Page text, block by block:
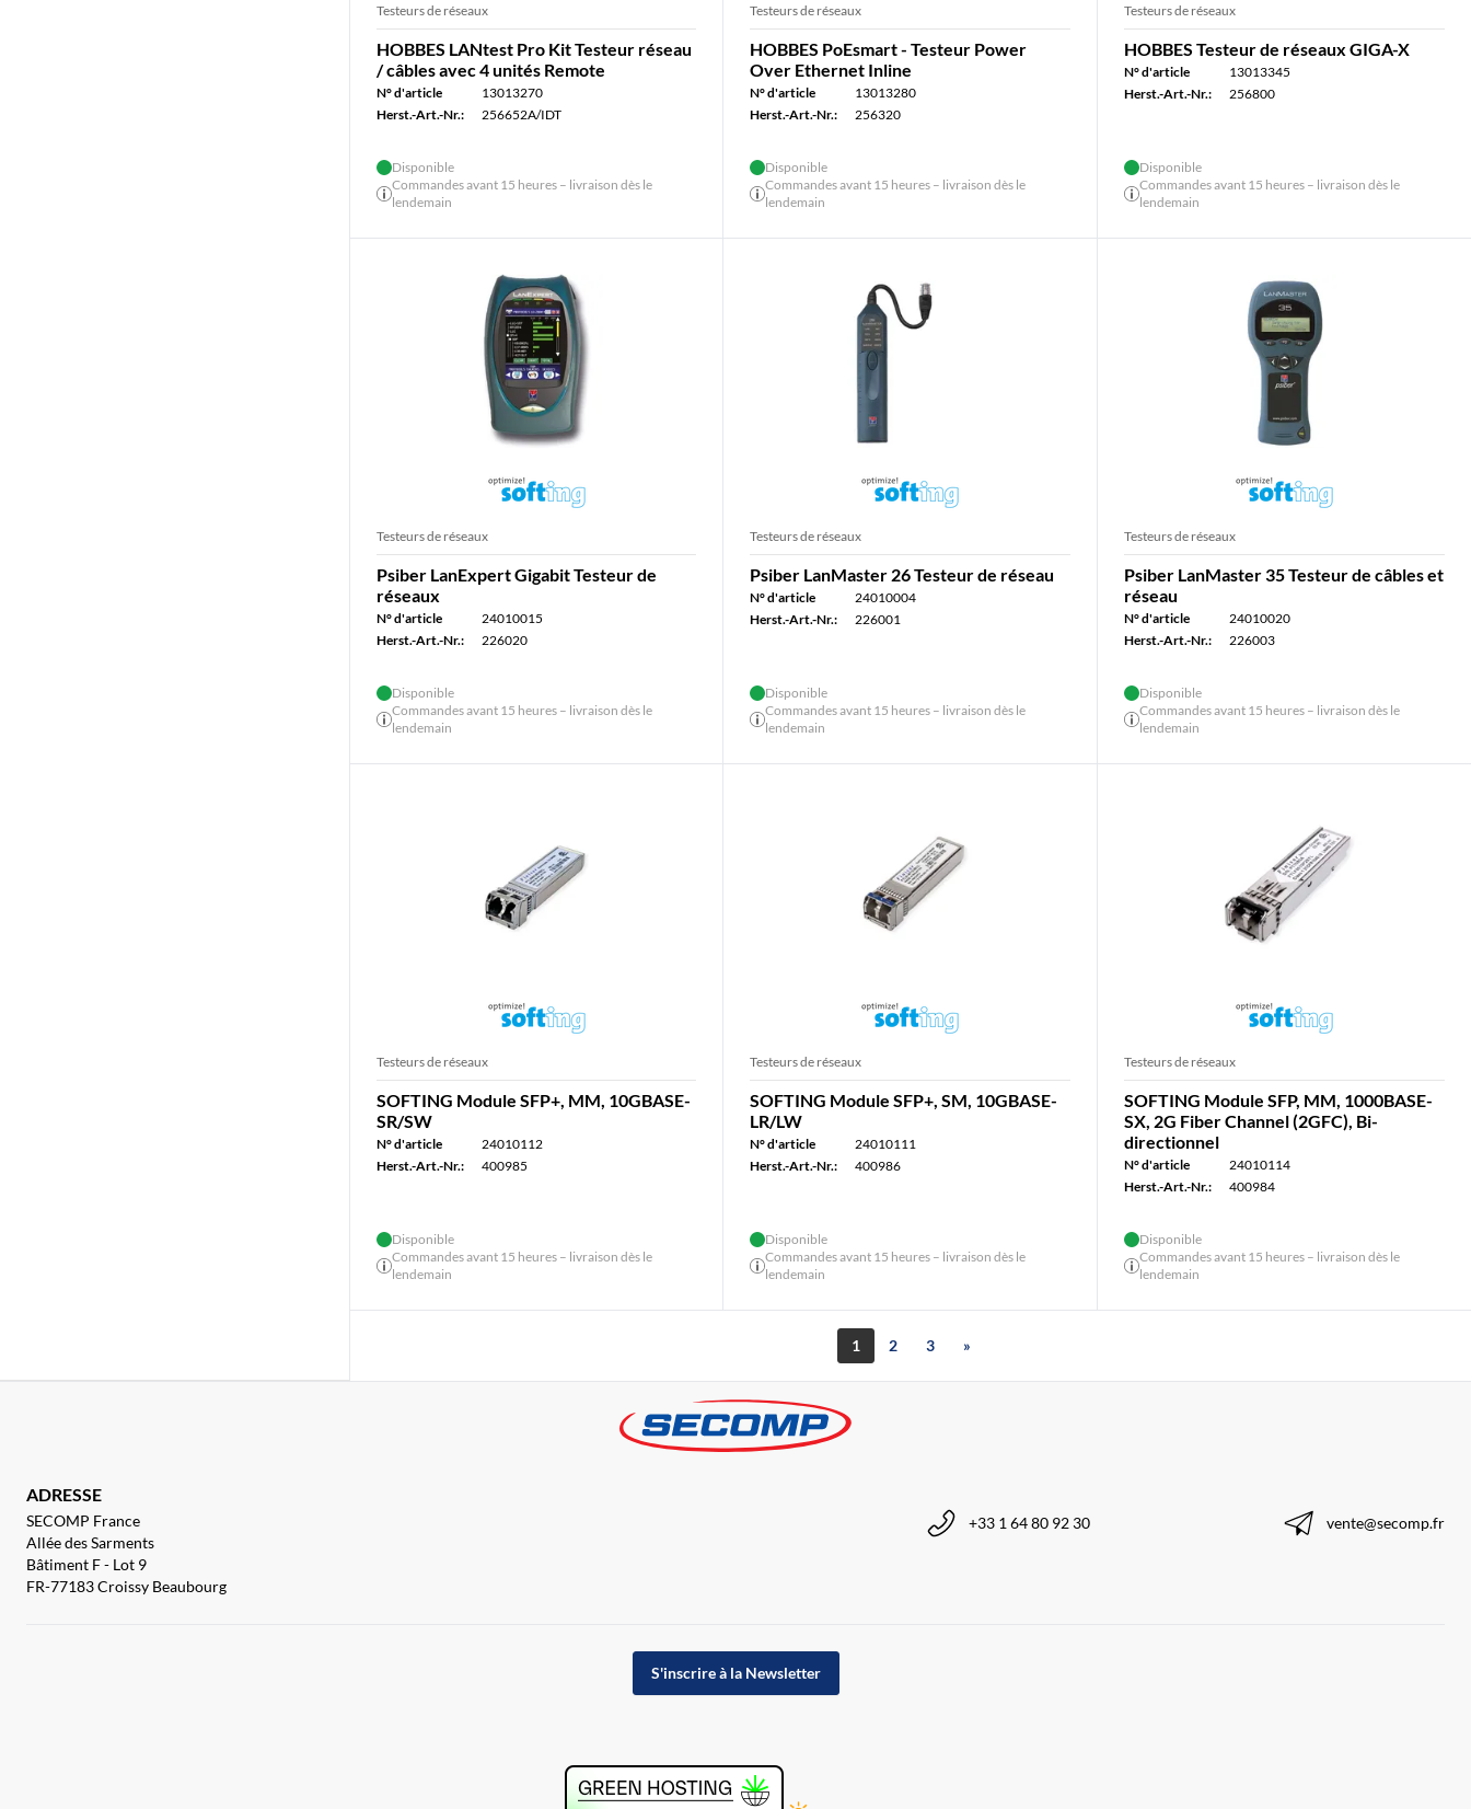
Testeurs de réseaux
HOBBES LANtest Pro Kit Testeur réseau
/ câbles avec 4 unités Remote
N° d'article
13013270
Herst.-Art.-Nr.:
256652A/IDT
Disponible
Commandes avant 15 heures – livraison dès le
lendemain
Testeurs de réseaux
HOBBES PoEsmart - Testeur Power
Over Ethernet Inline
N° d'article
13013280
Herst.-Art.-Nr.:
256320
Disponible
Commandes avant 15 heures – livraison dès le
lendemain
Testeurs de réseaux
HOBBES Testeur de réseaux GIGA-X
N° d'article
13013345
Herst.-Art.-Nr.:
256800
Disponible
Commandes avant 15 heures – livraison dès le
lendemain
Testeurs de réseaux
Psiber LanExpert Gigabit Testeur de
réseaux
N° d'article
24010015
Herst.-Art.-Nr.:
226020
Disponible
Commandes avant 15 heures – livraison dès le
lendemain
Testeurs de réseaux
Psiber LanMaster 26 Testeur de réseau
N° d'article
24010004
Herst.-Art.-Nr.:
226001
Disponible
Commandes avant 15 heures – livraison dès le
lendemain
Testeurs de réseaux
Psiber LanMaster 35 Testeur de câbles et
réseau
N° d'article
24010020
Herst.-Art.-Nr.:
226003
Disponible
Commandes avant 15 heures – livraison dès le
lendemain
Testeurs de réseaux
SOFTING Module SFP+, MM, 10GBASE-
SR/SW
N° d'article
24010112
Herst.-Art.-Nr.:
400985
Disponible
Commandes avant 15 heures – livraison dès le
lendemain
Testeurs de réseaux
SOFTING Module SFP+, SM, 10GBASE-
LR/LW
N° d'article
24010111
Herst.-Art.-Nr.:
400986
Disponible
Commandes avant 15 heures – livraison dès le
lendemain
Testeurs de réseaux
SOFTING Module SFP, MM, 1000BASE-
SX, 2G Fiber Channel (2GFC), Bi-
directionnel
N° d'article
24010114
Herst.-Art.-Nr.:
400984
Disponible
Commandes avant 15 heures – livraison dès le
lendemain
1 2 3 »
ADRESSE
SECOMP France
Allée des Sarments
Bâtiment F - Lot 9
FR-77183 Croissy Beaubourg
+33 1 64 80 92 30 vente@secomp.fr
S'inscrire à la Newsletter